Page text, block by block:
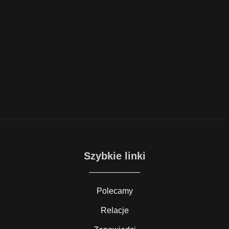
Szybkie linki
Polecamy
Relacje